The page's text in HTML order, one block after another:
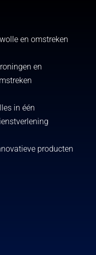
en omstreken
en
in één
producten